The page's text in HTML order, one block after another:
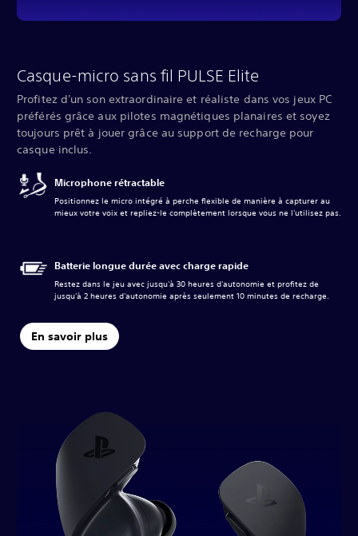
Casque-micro sans fil PULSE Elite
Profitez d'un son extraordinaire et réaliste dans vos jeux PC
préférés grâce aux pilotes magnétiques planaires et soyez
toujours prêt à jouer grâce au support de recharge pour
casque inclus.
Microphone rétractable
Positionnez le micro intégré à perche flexible de manière à capturer au
mieux votre voix et repliez-le complètement lorsque vous ne l'utilisez pas.
Batterie longue durée avec charge rapide
Restez dans le jeu avec jusqu'à 30 heures d'autonomie et profitez de
jusqu'à 2 heures d'autonomie après seulement 10 minutes de recharge.
En savoir plus